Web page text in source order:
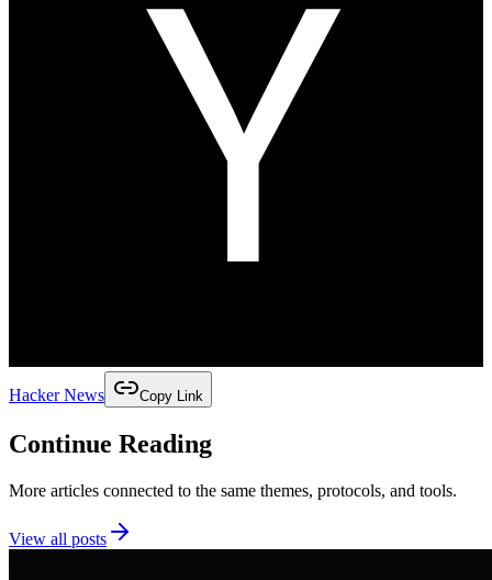
Hacker News Copy Link
Continue Reading
More articles connected to the same themes, protocols, and tools.
View all posts